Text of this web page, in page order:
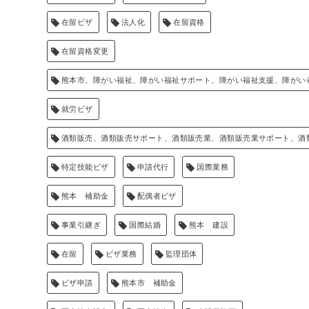
在留ビザ 法人化 在留資格
在留資格変更
熊本市、障がい福祉、障がい福祉サポート、障がい福祉支援、障がい
就労ビザ
酒類販売、酒類販売サポート、酒類販売業、酒類販売業サポート、
特定技能ビザ 申請代行 国際業務
熊本 補助金 配偶者ビザ
事業引継ぎ 国際結婚 熊本 建設
在留 ビザ業務 監理団体
ビザ申請 熊本市 補助金